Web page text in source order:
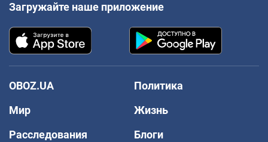
Загружайте наше приложение
OBOZ.UA
Политика
Мир
Жизнь
Расследования
Блоги